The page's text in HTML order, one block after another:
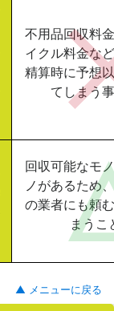
不用品回収料
イクル料金な
精算時に予想
てしまう
回収可能なモ
ノがあるため
の業者にも頼
まうこ
▲ メニューに戻る